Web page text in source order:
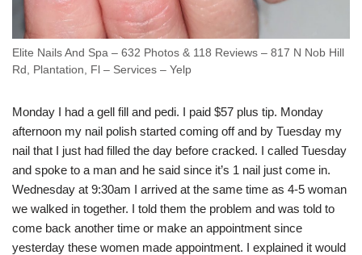
Elite Nails And Spa – 632 Photos & 118 Reviews – 817 N Nob Hill
Rd, Plantation, Fl – Services – Yelp
Monday I had a gell fill and pedi. I paid $57 plus tip. Monday
afternoon my nail polish started coming off and by Tuesday my
nail that I just had filled the day before cracked. I called Tuesday
and spoke to a man and he said since it’s 1 nail just come in.
Wednesday at 9:30am I arrived at the same time as 4-5 woman
we walked in together. I told them the problem and was told to
come back another time or make an appointment since
yesterday these women made appointment. I explained it would